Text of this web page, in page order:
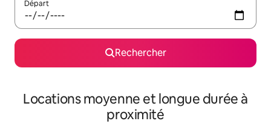
Départ
Rechercher
Locations moyenne et longue durée à
proximité